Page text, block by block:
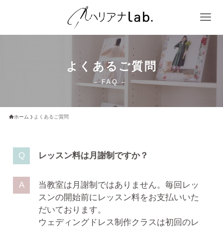
よくあるご質問
– FAQ –
ホーム よくあるご質問
レッスン料は月謝制ですか？
当教室は月謝制ではありません。毎回レッ
スンの開始前にレッスン料をお支払いいた
だいております。
ウェディングドレス制作クラスは初回のレ